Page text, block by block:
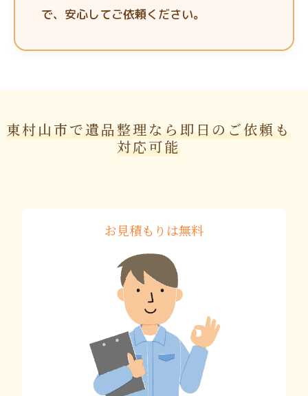
で、安心してご依頼ください。
東村山市で遺品整理なら即日のご依頼も
対応可能
お見積もりは無料